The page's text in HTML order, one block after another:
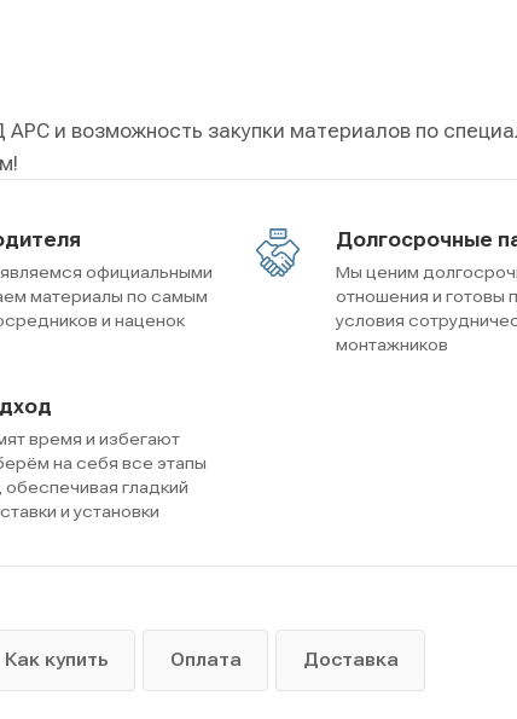
АРС и возможность закупки материалов по
официальными
материалы по самым
и наценок
Долгосрочные
Мы ценим
отношения и готовы
условия
монтажников
время и избегают
на себя все этапы
гладкий
и установки
Как купить Оплата Доставка